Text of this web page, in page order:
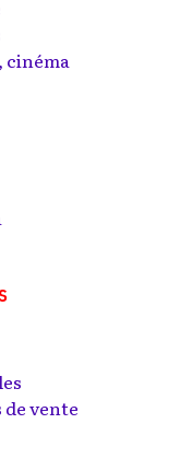
cinéma
vente